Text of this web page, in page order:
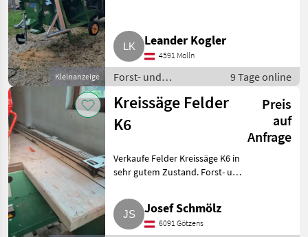
Kleinanzeige
Leander Kogler
4591 Molln
Forst- und
Holztechnik /
Kreissägen
9 Tage online
Kreissäge Felder
K6
Preis
auf
Anfrage
Verkaufe Felder Kreissäge K6 in
sehr gutem Zustand. Forst- und
Josef Schmölz
6091 Götzens